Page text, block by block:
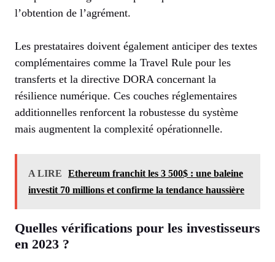
l’obtention de l’agrément.
Les prestataires doivent également anticiper des textes
complémentaires comme la Travel Rule pour les
transferts et la directive DORA concernant la
résilience numérique. Ces couches réglementaires
additionnelles renforcent la robustesse du système
mais augmentent la complexité opérationnelle.
A LIRE
Ethereum franchit les 3 500$ : une baleine
investit 70 millions et confirme la tendance haussière
Quelles vérifications pour les investisseurs
en 2023 ?